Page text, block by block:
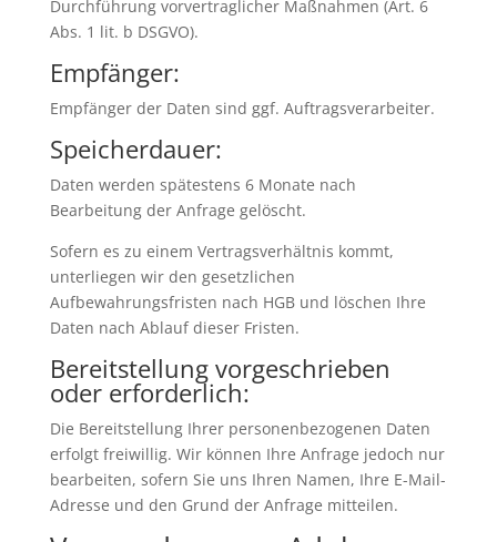
Durchführung vorvertraglicher Maßnahmen (Art. 6
Abs. 1 lit. b DSGVO).
Empfänger:
Empfänger der Daten sind ggf. Auftragsverarbeiter.
Speicherdauer:
Daten werden spätestens 6 Monate nach
Bearbeitung der Anfrage gelöscht.
Sofern es zu einem Vertragsverhältnis kommt,
unterliegen wir den gesetzlichen
Aufbewahrungsfristen nach HGB und löschen Ihre
Daten nach Ablauf dieser Fristen.
Bereitstellung vorgeschrieben
oder erforderlich:
Die Bereitstellung Ihrer personenbezogenen Daten
erfolgt freiwillig. Wir können Ihre Anfrage jedoch nur
bearbeiten, sofern Sie uns Ihren Namen, Ihre E-Mail-
Adresse und den Grund der Anfrage mitteilen.